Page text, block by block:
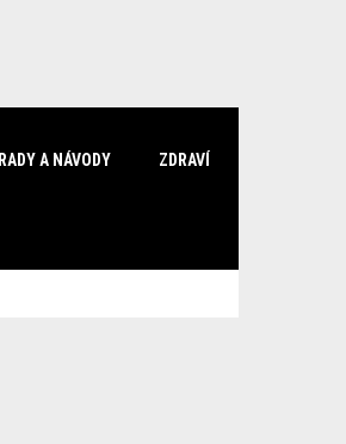
RADY A NÁVODY ZDRAVÍ